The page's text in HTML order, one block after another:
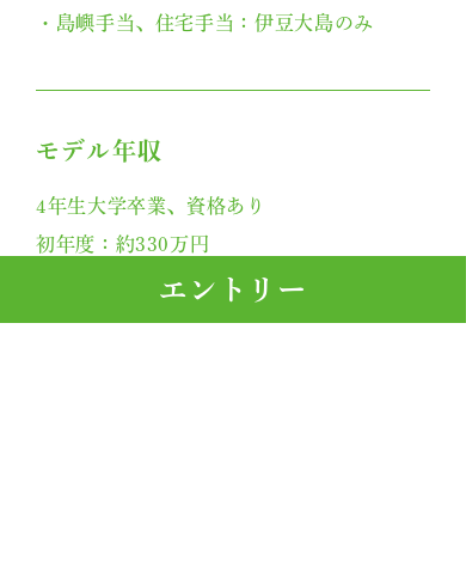
・島嶼手当、住宅手当：伊豆大島のみ
モデル年収
4年生大学卒業、資格あり
初年度：約330万円
3年目：約360万円
5年目：約372万円
エントリー